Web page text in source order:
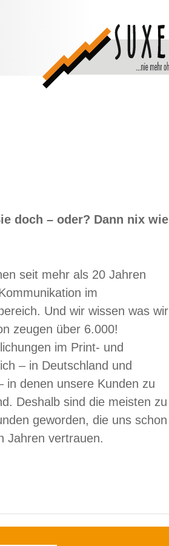
seit mehr als 20 Jahren
im
Und wir wissen was wir
zeugen über 6.000!
im Print- und
– in Deutschland und
in denen unsere Kunden zu
Deshalb sind die meisten zu
geworden, die uns schon
Jahren vertrauen.